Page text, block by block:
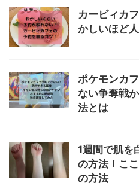
カービィカ
かしいほど
ポケモンカ
ない争奪戦
法とは
1週間で肌を
の方法！こ
の方法